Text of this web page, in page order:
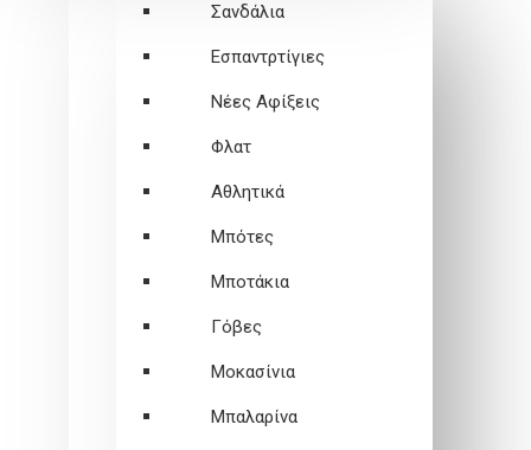
Σανδάλια
Εσπαντρτίγιες
Νέες Αφίξεις
Φλατ
Αθλητικά
Μπότες
Μποτάκια
Γόβες
Μοκασίνια
Μπαλαρίνα